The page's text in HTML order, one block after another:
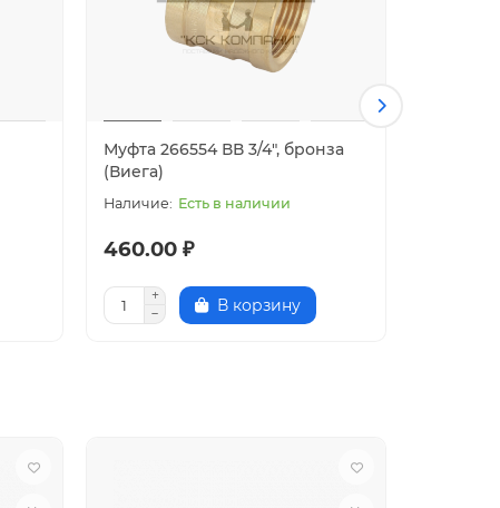
Муфта 266554 ВВ 3/4", бронза
(Виега)
Есть в наличии
460.00 ₽
В корзину